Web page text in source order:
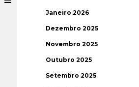
Janeiro 2026
Dezembro 2025
Novembro 2025
Outubro 2025
Setembro 2025